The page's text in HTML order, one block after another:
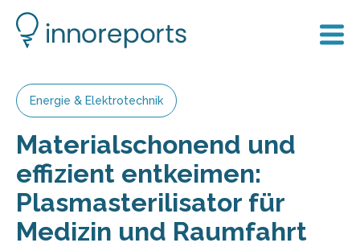
Energie & Elektrotechnik
Materialschonend und
effizient entkeimen:
Plasmasterilisator für
Medizin und Raumfahrt